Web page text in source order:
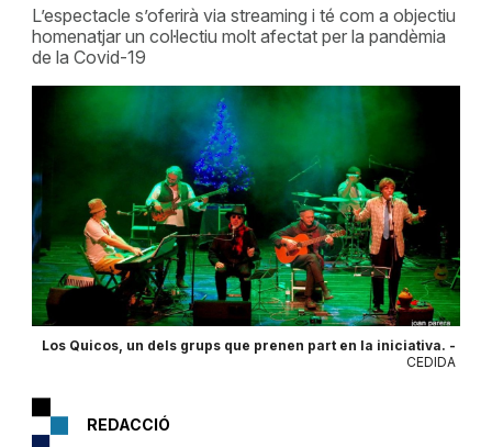
L’espectacle s’oferirà via streaming i té com a objectiu
homenatjar un col·lectiu molt afectat per la pandèmia
de la Covid-19
Los Quicos, un dels grups que prenen part en la iniciativa. -
CEDIDA
REDACCIÓ